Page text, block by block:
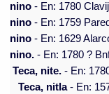
nino - En: 1780
nino - En: 1759
nino - En: 1629
nino. - En: 1780 ?
Teca, nite. - En:
Teca, nitla- En: